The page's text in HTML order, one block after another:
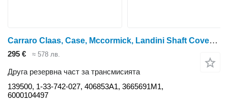
Carraro Claas, Case, Mccormick, Landini Shaft Cover Protective Shield 40 139500 за колесен трактор
295 € ≈ 578 лв.
Друга резервна част за трансмисията
139500, 1-33-742-027, 406853A1, 3665691M1,
6000104497